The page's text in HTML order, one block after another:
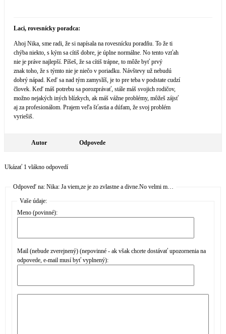
Laci, rovesnícky poradca:
Ahoj Nika, sme radi, že si napísala na rovesnícku poradňu. To že ti
chýba niekto, s kým sa cítiš dobre, je úplne normálne. No tento vzťah
nie je práve najlepší. Píšeš, že sa cítiš trápne, to môže byť prvý
znak toho, že s týmto nie je niečo v poriadku. Návštevy už nebudú
dobrý nápad. Keď sa nad tým zamyslíš, je to pre teba v podstate cudzí
človek. Keď máš potrebu sa porozprávať, stále máš svojich rodičov,
možno nejakých iných blízkych, ak máš vážne problémy, môžeš zájsť
aj za profesionálom. Prajem veľa šťastia a dúfam, že svoj problém
vyriešiš.
Autor Odpovede
Ukázať 1 vlákno odpovedí
Odpoveď na: Nika: Ja viem,ze je zo zvlastne a divne.No velmi m…
Vaše údaje:
Meno (povinné):
Mail (nebude zverejnený) (nepovinné - ak však chcete dostávať upozornenia na
odpovede, e-mail musí byť vyplnený):